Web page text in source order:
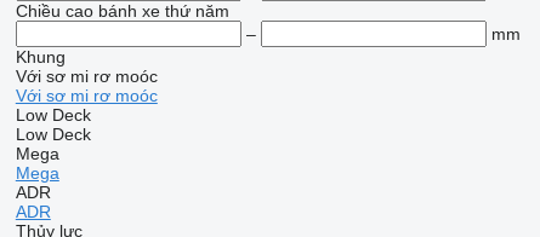
Chiều cao bánh xe thứ năm
–
mm
Khung
Với sơ mi rơ moóc
Với sơ mi rơ moóc
Low Deck
Low Deck
Mega
Mega
ADR
ADR
Thủy lực